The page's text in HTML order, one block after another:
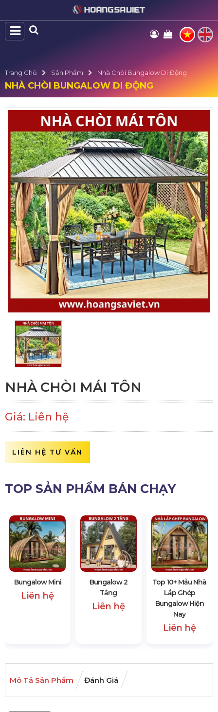
Trang Chủ Sản Phẩm Nhà Chòi Bungalow Di Động
NHÀ CHÒI BUNGALOW DI ĐỘNG
NHÀ CHÒI MÁI TÔN
Giá: Liên hệ
LIÊN HỆ TƯ VẤN
TOP SẢN PHẨM BÁN CHẠY
Bungalow Mini
Liên hệ
Bungalow 2
Tầng
Liên hệ
Top 10+ Mẫu Nhà
Lắp Ghép
Bungalow Hiện
Nay
Liên hệ
Mô Tả Sản Phẩm Đánh Giá